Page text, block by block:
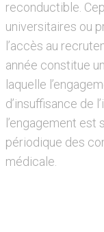
reconductible.
universitaires ou
l’accès au
année constitue
laquelle
d’insuffisance de
l’engagement
périodique des
médicale.